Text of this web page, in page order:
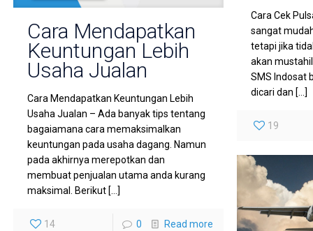
Cara Cek
sangat
tetapi jika
akan
SMS Indosat
dicari dan […]
19
Cara Mendapatkan
Keuntungan Lebih
Usaha Jualan
Cara Mendapatkan Keuntungan Lebih
Usaha Jualan – Ada banyak tips tentang
bagaiamana cara memaksimalkan
keuntungan pada usaha dagang. Namun
pada akhirnya merepotkan dan
membuat penjualan utama anda kurang
maksimal. Berikut […]
14 0 Read more